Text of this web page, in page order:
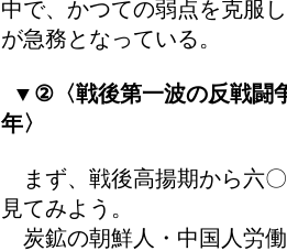
中で、かつての弱点を克服
が急務となっている。
▼②〈戦後第一波の反戦闘
年〉
まず、戦後高揚期から六
見てみよう。
炭鉱の朝鮮人・中国人労